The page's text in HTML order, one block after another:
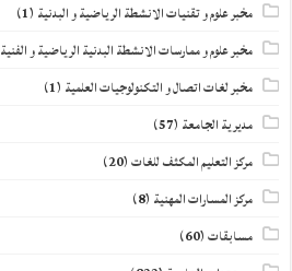
مخبر علوم و تقنيات الانشطة الرياضية و البدنية (1)
مخبر علوم و ممارسات الانشطة البدنية الرياضية و الفنية
مخبر لغات اتصال و التكنولوجيات العلمية (1)
مديرية الجامعة (57)
مركز التعليم المكثف للغات(20)
مركز المسارات المهنية (8)
مسابقات(60)